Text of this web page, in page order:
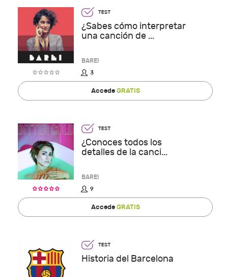
¿Sabes cómo interpretar
una canción de ...
BAREI
3
AccedeGRATIS
¿Conoces todos los
detalles de la canci...
BAREI
9
AccedeGRATIS
Historia del Barcelona